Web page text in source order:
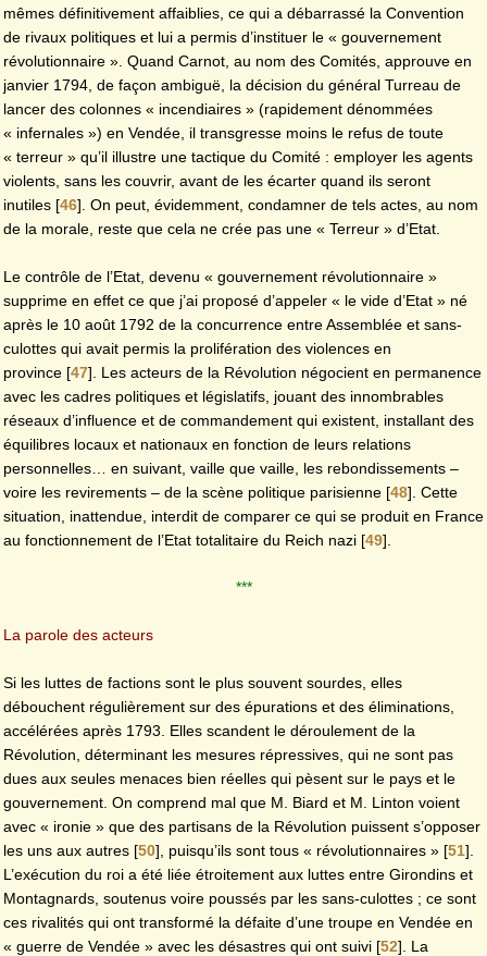
mêmes définitivement affaiblies, ce qui a débarrassé la Convention
de rivaux politiques et lui a permis d’instituer le « gouvernement
révolutionnaire ». Quand Carnot, au nom des Comités, approuve en
janvier 1794, de façon ambiguë, la décision du général Turreau de
lancer des colonnes « incendiaires » (rapidement dénommées
« infernales ») en Vendée, il transgresse moins le refus de toute
« terreur » qu’il illustre une tactique du Comité : employer les agents
violents, sans les couvrir, avant de les écarter quand ils seront
inutiles [46]. On peut, évidemment, condamner de tels actes, au nom
de la morale, reste que cela ne crée pas une « Terreur » d’Etat.
Le contrôle de l’Etat, devenu « gouvernement révolutionnaire »
supprime en effet ce que j’ai proposé d’appeler « le vide d’Etat » né
après le 10 août 1792 de la concurrence entre Assemblée et sans-
culottes qui avait permis la prolifération des violences en
province [47] . Les acteurs de la Révolution négocient en permanence
avec les cadres politiques et législatifs, jouant des innombrables
réseaux d’influence et de commandement qui existent, installant des
équilibres locaux et nationaux en fonction de leurs relations
personnelles… en suivant, vaille que vaille, les rebondissements –
voire les revirements – de la scène politique parisienne [48] . Cette
situation, inattendue, interdit de comparer ce qui se produit en France
au fonctionnement de l’Etat totalitaire du Reich nazi [49]
***
La parole des acteurs
Si les luttes de factions sont le plus souvent sourdes, elles
débouchent régulièrement sur des épurations et des éliminations,
accélérées après 1793. Elles scandent le déroulement de la
Révolution, déterminant les mesures répressives, qui ne sont pas
dues aux seules menaces bien réelles qui pèsent sur le pays et le
gouvernement. On comprend mal que M. Biard et M. Linton voient
avec « ironie » que des partisans de la Révolution puissent s’opposer
les uns aux autres [50] , puisqu’ils sont tous « révolutionnaires » [51]
L’exécution du roi a été liée étroitement aux luttes entre Girondins et
Montagnards, soutenus voire poussés par les sans-culottes ; ce sont
ces rivalités qui ont transformé la défaite d’une troupe en Vendée en
« guerre de Vendée » avec les désastres qui ont suivi [52] . La